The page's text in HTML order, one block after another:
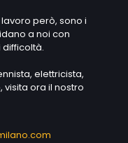
però, sono i
a noi con
elettricista,
visita ora il nostro